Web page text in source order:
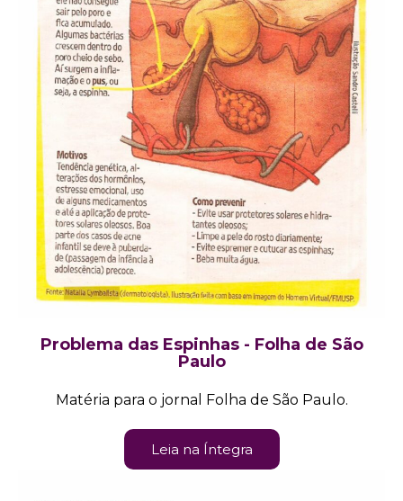
Problema das Espinhas - Folha de São
Paulo
Matéria para o jornal Folha de São Paulo.
Leia na Íntegra